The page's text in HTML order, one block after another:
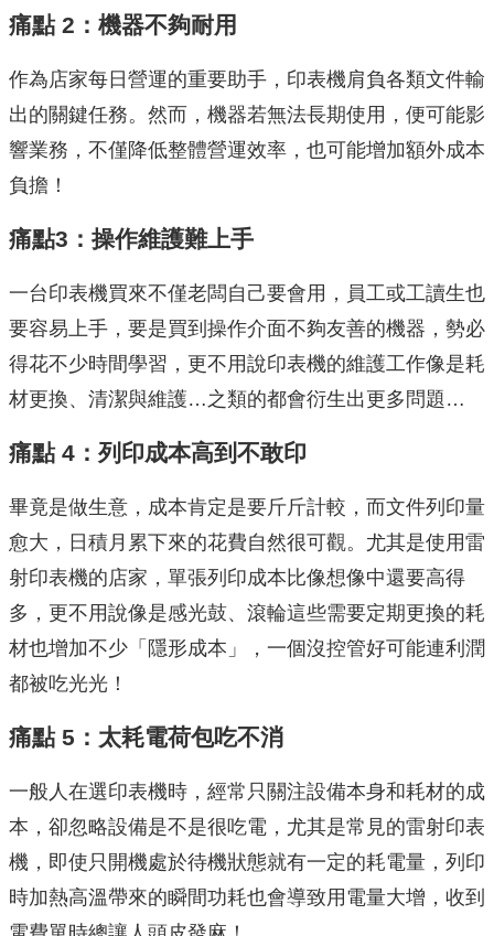
痛點 2：機器不夠耐用
作為店家每日營運的重要助手，印表機肩負各類文件輸
出的關鍵任務。然而，機器若無法長期使用，便可能影
響業務，不僅降低整體營運效率，也可能增加額外成本
負擔！
痛點3：操作維護難上手
一台印表機買來不僅老闆自己要會用，員工或工讀生也
要容易上手，要是買到操作介面不夠友善的機器，勢必
得花不少時間學習，更不用說印表機的維護工作像是耗
材更換、清潔與維護…之類的都會衍生出更多問題…
痛點 4：列印成本高到不敢印
畢竟是做生意，成本肯定是要斤斤計較，而文件列印量
愈大，日積月累下來的花費自然很可觀。尤其是使用雷
射印表機的店家，單張列印成本比像想像中還要高得
多，更不用說像是感光鼓、滾輪這些需要定期更換的耗
材也增加不少「隱形成本」，一個沒控管好可能連利潤
都被吃光光！
痛點 5：太耗電荷包吃不消
一般人在選印表機時，經常只關注設備本身和耗材的成
本，卻忽略設備是不是很吃電，尤其是常見的雷射印表
機，即使只開機處於待機狀態就有一定的耗電量，列印
時加熱高溫帶來的瞬間功耗也會導致用電量大增，收到